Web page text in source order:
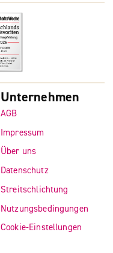
Unternehmen
AGB
Impressum
Über uns
Datenschutz
Streitschlichtung
Nutzungsbedingungen
Cookie-Einstellungen